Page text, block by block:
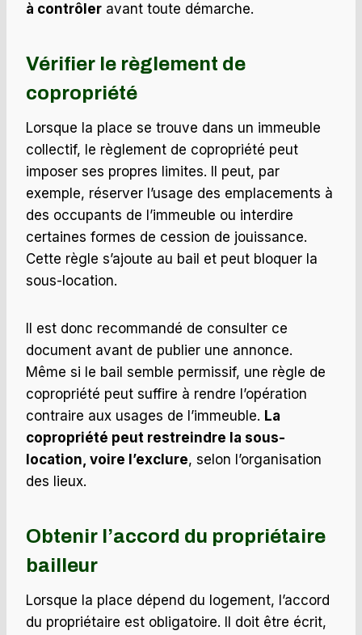
à contrôler avant toute démarche.
Vérifier le règlement de
copropriété
Lorsque la place se trouve dans un immeuble
collectif, le règlement de copropriété peut
imposer ses propres limites. Il peut, par
exemple, réserver l’usage des emplacements à
des occupants de l’immeuble ou interdire
certaines formes de cession de jouissance.
Cette règle s’ajoute au bail et peut bloquer la
sous-location.
Il est donc recommandé de consulter ce
document avant de publier une annonce.
Même si le bail semble permissif, une règle de
copropriété peut suffire à rendre l’opération
contraire aux usages de l’immeuble. La
copropriété peut restreindre la sous-
location, voire l’exclure, selon l’organisation
des lieux.
Obtenir l’accord du propriétaire
bailleur
Lorsque la place dépend du logement, l’accord
du propriétaire est obligatoire. Il doit être écrit,